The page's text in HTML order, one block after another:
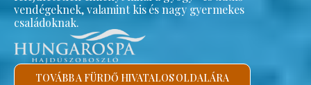
vendégeknek, valamint kis és nagy gyermekes
családoknak.
TOVÁBB A FÜRDŐ HIVATALOS OLDALÁRA